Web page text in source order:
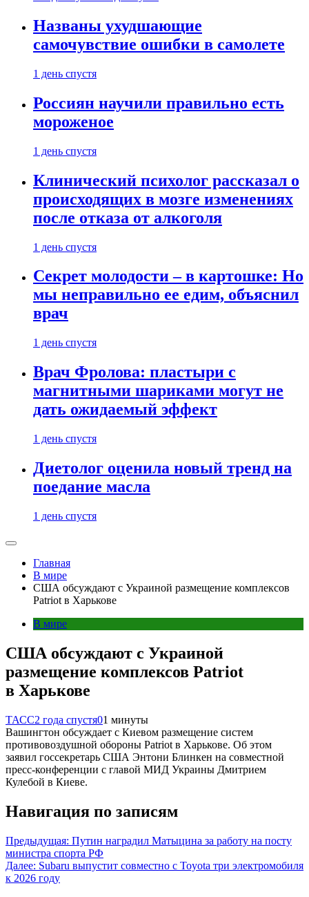
Названы ухудшающие
самочувствие ошибки в самолете
1 день спустя
Россиян научили правильно есть
мороженое
1 день спустя
Клинический психолог рассказал о
происходящих в мозге изменениях
после отказа от алкоголя
1 день спустя
Секрет молодости – в картошке: Но
мы неправильно ее едим, объяснил
врач
1 день спустя
Врач Фролова: пластыри с
магнитными шариками могут не
дать ожидаемый эффект
1 день спустя
Диетолог оценила новый тренд на
поедание масла
1 день спустя
Главная
В мире
США обсуждают с Украиной размещение комплексов
Patriot в Харькове
В мире
США обсуждают с Украиной
размещение комплексов Patriot
в Харькове
ТАСС2 года спустя01 минуты
Вашингтон обсуждает с Киевом размещение систем
противовоздушной обороны Patriot в Харькове. Об этом
заявил госсекретарь США Энтони Блинкен на совместной
пресс-конференции с главой МИД Украины Дмитрием
Кулебой в Киеве.
Навигация по записям
Предыдущая: Путин наградил Матыцина за работу на посту
министра спорта РФ
Далее: Subaru выпустит совместно с Toyota три электромобиля
к 2026 году